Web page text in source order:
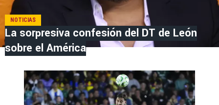
NOTICIAS
La sorpresiva confesión del DT de León
sobre el América